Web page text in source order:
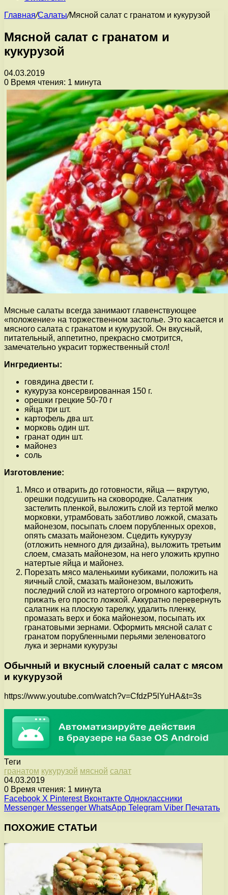
Главная/Салаты/Мясной салат с гранатом и кукурузой
Мясной салат с гранатом и
кукурузой
04.03.2019
0 Время чтения: 1 минута
Мясные салаты всегда занимают главенствующее
«положение» на торжественном застолье. Это касается и
мясного салата с гранатом и кукурузой. Он вкусный,
питательный, аппетитно, прекрасно смотрится,
замечательно украсит торжественный стол!
Ингредиенты:
говядина двести г.
кукуруза консервированная 150 г.
орешки грецкие 50-70 г
яйца три шт.
картофель два шт.
морковь один шт.
гранат один шт.
майонез
соль
Изготовление:
Мясо и отварить до готовности, яйца — вкрутую,
орешки подсушить на сковородке. Салатник
застелить пленкой, выложить слой из тертой мелко
морковки, утрамбовать заботливо ложкой, смазать
майонезом, посыпать слоем порубленных орехов,
опять смазать майонезом. Сцедить кукурузу
(отложить немного для дизайна), выложить третьим
слоем, смазать майонезом, на него уложить крупно
натертые яйца и майонез.
Порезать мясо маленькими кубиками, положить на
яичный слой, смазать майонезом, выложить
последний слой из натертого огромного картофеля,
прижать его просто ложкой. Аккуратно перевернуть
салатник на плоскую тарелку, удалить пленку,
промазать верх и бока майонезом, посыпать их
гранатовыми зернами. Оформить мясной салат с
гранатом порубленными перьями зеленоватого
лука и зернами кукурузы
Обычный и вкусный слоеный салат с мясом
и кукурузой
https://www.youtube.com/watch?v=CfdzP5lYuHA&t=3s
Теги
гранатом кукурузой мясной салат
04.03.2019
0 Время чтения: 1 минута
Facebook X Pinterest Вконтакте Одноклассники
Messenger Messenger WhatsApp Telegram Viber Печатать
ПОХОЖИЕ СТАТЬИ